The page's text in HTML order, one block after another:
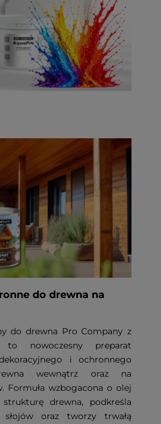
do drewna na
do drewna Pro Company z
nowoczesny preparat
i ochronnego
wewnątrz oraz na
Formuła wzbogacona o olej
drewna, podkreśla
słojów oraz tworzy trwałą